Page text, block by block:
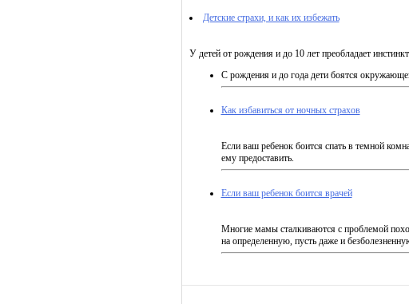
Детские страхи, и как их избежать
У детей от рождения и до 10 лет преобладает
С рождения и до года дети боятся
Как избавиться от ночных страхов
Если ваш ребенок боится спать в темной
ему предоставить.
Если ваш ребенок боится врачей
Многие мамы сталкиваются с проблемой
на определенную, пусть даже и